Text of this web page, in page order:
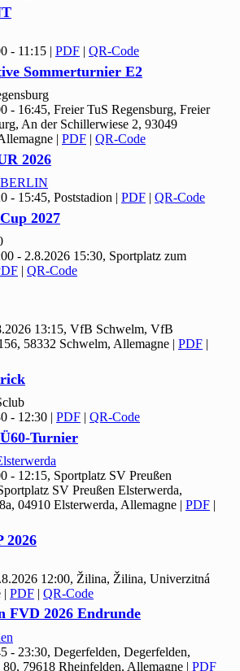
- 11:15 | PDF | QR-Code
Sommerturnier E2
- 16:45, Freier TuS Regensburg, Freier
An der Schillerwiese 2, 93049
| PDF | QR-Code
2026
- 15:45, Poststadion | PDF | QR-Code
2027
- 2.8.2026 15:30, Sportplatz zum
| QR-Code
13:15, VfB Schwelm, VfB
58332 Schwelm, Allemagne | PDF |
- 12:30 | PDF | QR-Code
60-Turnier
- 12:15, Sportplatz SV Preußen
SV Preußen Elsterwerda,
04910 Elsterwerda, Allemagne
PDF
2026
12:00, Žilina, Žilina, Univerzitná
| PDF | QR-Code
FVD 2026 Endrunde
- 23:30, Degerfelden, Degerfelden,
79618 Rheinfelden, Allemagne | PDF